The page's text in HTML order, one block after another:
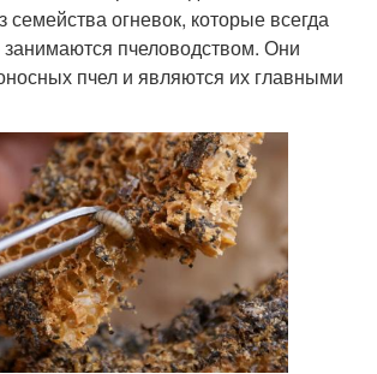
семейства огневок, которые всегда
занимаются пчеловодством. Они
пчел и являются их главными